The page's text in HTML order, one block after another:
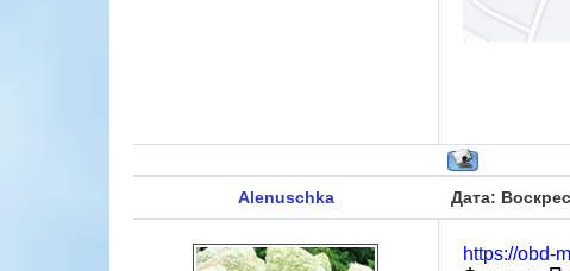
Alenuschka Дата:
https://obd-